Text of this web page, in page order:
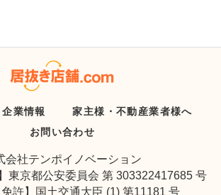
企業情報
家主様・不動産業者様へ
お問い合わせ
会社テンポイノベーション
東京都公安委員会 第 303322417685 号
免許】国土交通大臣 (1) 第11181 号